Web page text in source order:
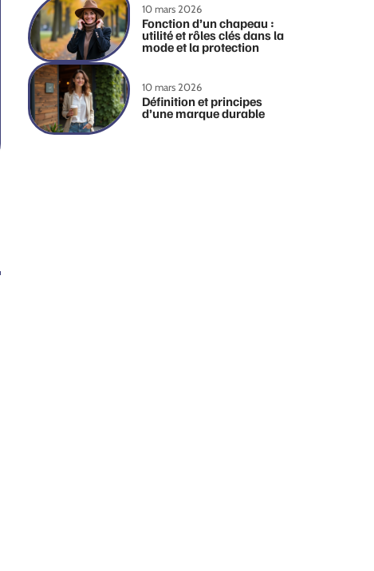
10 mars 2026
Fonction d’un chapeau :
utilité et rôles clés dans la
mode et la protection
10 mars 2026
Définition et principes
d’une marque durable